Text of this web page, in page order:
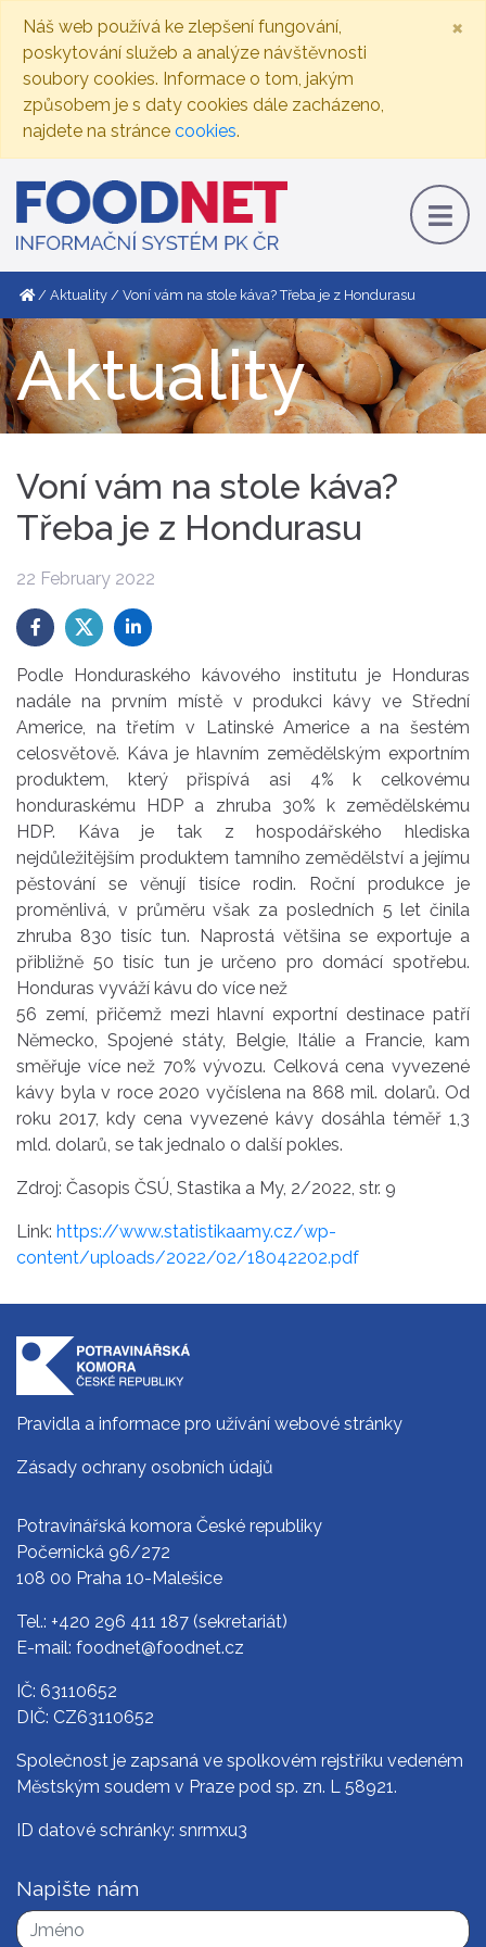
Náš web používá ke zlepšení fungování,
poskytování služeb a analýze návštěvnosti
soubory cookies. Informace o tom, jakým
způsobem je s daty cookies dále zacházeno,
najdete na stránce cookies.
×
Aktuality Voní vám na stole káva? Třeba je z Hondurasu
Aktuality
Voní vám na stole káva?
Třeba je z Hondurasu
22 February 2022
Podle Honduraského kávového institutu je Honduras
nadále na prvním místě v produkci kávy ve Střední
Americe, na třetím v Latinské Americe a na šestém
celosvětově. Káva je hlavním zemědělským exportním
produktem, který přispívá asi 4% k celkovému
honduraskému HDP a zhruba 30% k zemědělskému
HDP. Káva je tak z hospodářského hlediska
nejdůležitějším produktem tamního zemědělství a jejímu
pěstování se věnují tisíce rodin. Roční produkce je
proměnlivá, v průměru však za posledních 5 let činila
zhruba 830 tisíc tun. Naprostá většina se exportuje a
přibližně 50 tisíc tun je určeno pro domácí spotřebu.
Honduras vyváží kávu do více než
56 zemí, přičemž mezi hlavní exportní destinace patří
Německo, Spojené státy, Belgie, Itálie a Francie, kam
směřuje více než 70% vývozu. Celková cena vyvezené
kávy byla v roce 2020 vyčíslena na 868 mil. dolarů. Od
roku 2017, kdy cena vyvezené kávy dosáhla téměř 1,3
mld. dolarů, se tak jednalo o další pokles.
Zdroj: Časopis ČSÚ, Stastika a My, 2/2022, str. 9
Link: https://www.statistikaamy.cz/wp-
content/uploads/2022/02/18042202.pdf
Pravidla a informace pro užívání webové stránky
Zásady ochrany osobních údajů
Potravinářská komora České republiky
Počernická 96/272
108 00 Praha 10-Malešice
Tel.: +420 296 411 187 (sekretariát)
E-mail: foodnet@foodnet.cz
IČ: 63110652
DIČ: CZ63110652
Společnost je zapsaná ve spolkovém rejstříku vedeném
Městským soudem v Praze pod sp. zn. L 58921.
ID datové schránky: snrmxu3
Napište nám